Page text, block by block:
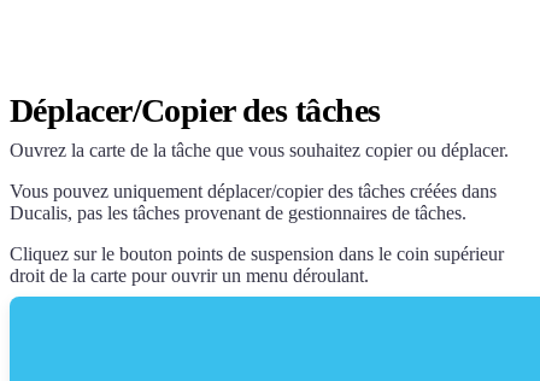
Déplacer/Copier des tâches
Ouvrez la carte de la tâche que vous souhaitez copier ou déplacer.
Vous pouvez uniquement déplacer/copier des tâches créées dans
Ducalis, pas les tâches provenant de gestionnaires de tâches.
Cliquez sur le bouton points de suspension dans le coin supérieur
droit de la carte pour ouvrir un menu déroulant.